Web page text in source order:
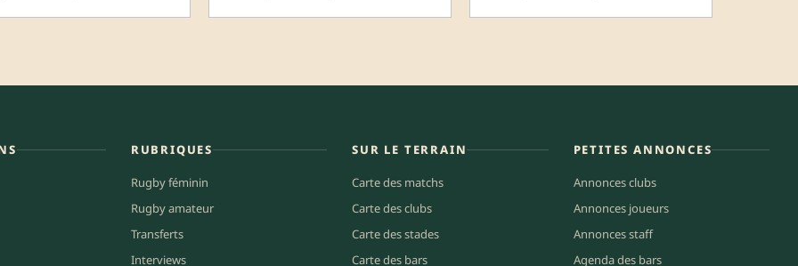
RUBRIQUES
Rugby féminin
Rugby amateur
Transferts
Interviews
SUR LE TERRAIN
Carte des matchs
Carte des clubs
Carte des stades
Carte des bars
PETITES ANNONCES
Annonces clubs
Annonces joueurs
Annonces staff
Agenda des bars